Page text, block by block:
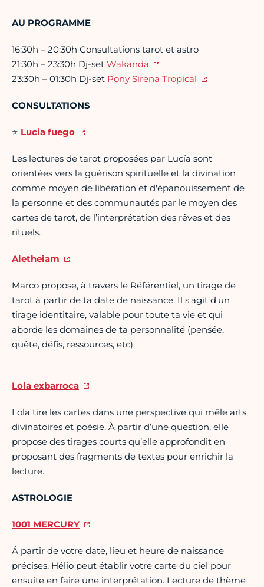
AU PROGRAMME
16:30h – 20:30h Consultations tarot et astro
21:30h – 23:30h Dj-set Wakanda
23:30h – 01:30h Dj-set Pony Sirena Tropical
CONSULTATIONS
⭐ Lucia fuego
Les lectures de tarot proposées par Lucía sont
orientées vers la guérison spirituelle et la divination
comme moyen de libération et d'épanouissement de
la personne et des communautés par le moyen des
cartes de tarot, de l’interprétation des rêves et des
rituels.
Aletheiam
Marco propose, à travers le Référentiel, un tirage de
tarot à partir de ta date de naissance. Il s'agit d'un
tirage identitaire, valable pour toute ta vie et qui
aborde les domaines de ta personnalité (pensée,
quête, défis, ressources, etc).
Lola exbarroca
Lola tire les cartes dans une perspective qui mêle arts
divinatoires et poésie. À partir d’une question, elle
propose des tirages courts qu’elle approfondit en
proposant des fragments de textes pour enrichir la
lecture.
ASTROLOGIE
1001 MERCURY
Á partir de votre date, lieu et heure de naissance
précises, Hélio peut établir votre carte du ciel pour
ensuite en faire une interprétation. Lecture de thème